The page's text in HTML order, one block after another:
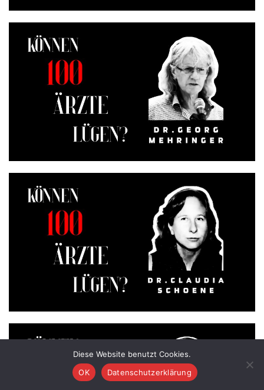
Diese Website benutzt Cookies.
OK
Datenschutzerklärung